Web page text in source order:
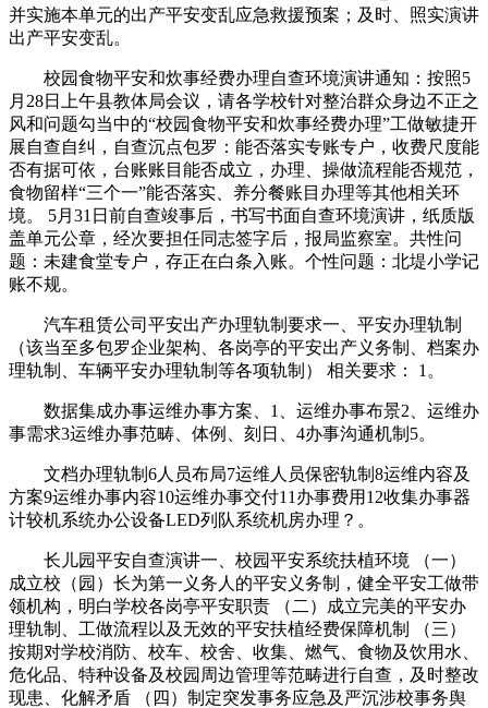
并实施本单元的出产平安变乱应急救援预案；及时、照实演讲
出产平安变乱。
校园食物平安和炊事经费办理自查环境演讲通知：按照5
月28日上午县教体局会议，请各学校针对整治群众身边不正之
风和问题勾当中的“校园食物平安和炊事经费办理”工做敏捷开
展自查自纠，自查沉点包罗：能否落实专账专户，收费尺度能
否有据可依，台账账目能否成立，办理、操做流程能否规范，
食物留样“三个一”能否落实、养分餐账目办理等其他相关环
境。 5月31日前自查竣事后，书写书面自查环境演讲，纸质版
盖单元公章，经次要担任同志签字后，报局监察室。共性问
题：未建食堂专户，存正在白条入账。个性问题：北堤小学记
账不规。
汽车租赁公司平安出产办理轨制要求一、平安办理轨制
（该当至多包罗企业架构、各岗亭的平安出产义务制、档案办
理轨制、车辆平安办理轨制等各项轨制） 相关要求： 1。
数据集成办事运维办事方案、1、运维办事布景2、运维办
事需求3运维办事范畴、体例、刻日、4办事沟通机制5。
文档办理轨制6人员布局7运维人员保密轨制8运维内容及
方案9运维办事内容10运维办事交付11办事费用12收集办事器
计较机系统办公设备LED列队系统机房办理？。
长儿园平安自查演讲一、校园平安系统扶植环境 （一）
成立校（园）长为第一义务人的平安义务制，健全平安工做带
领机构，明白学校各岗亭平安职责 （二）成立完美的平安办
理轨制、工做流程以及无效的平安扶植经费保障机制 （三）
按期对学校消防、校车、校舍、收集、燃气、食物及饮用水、
危化品、特种设备及校园周边管理等范畴进行自查，及时整改
现患、化解矛盾 （四）制定突发事务应急及严沉涉校事务舆